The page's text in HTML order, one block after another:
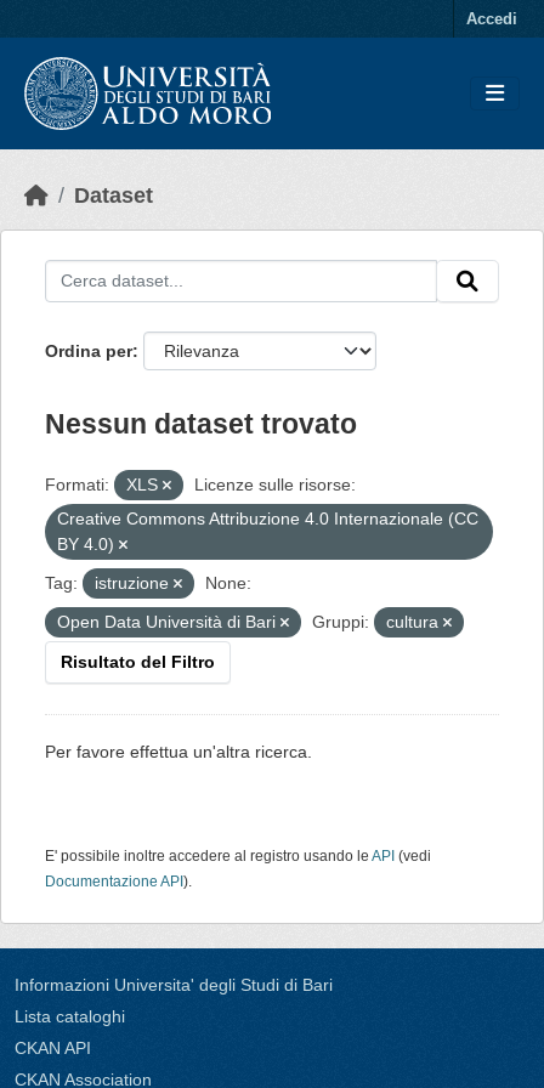
Accedi
Dataset
Ordina per
Nessun dataset trovato
Formati: XLS
Licenze sulle risorse:
Creative Commons Attribuzione 4.0 Internazionale (CC
BY 4.0)
Tag:
istruzione
None:
Open Data Università di Bari
Gruppi: cultura
Risultato del Filtro
Per favore effettua un'altra ricerca.
E' possibile inoltre accedere al registro usando le API (vedi
Documentazione API ).
Informazioni Universita' degli Studi di Bari
Lista cataloghi
CKAN API
CKAN Association